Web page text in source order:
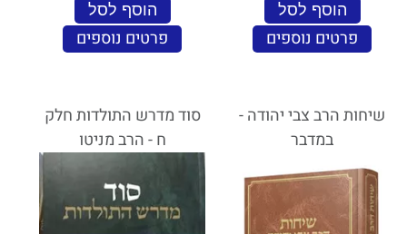
הוסף לסל
פרטים נוספים
הוסף לסל
פרטים נוספים
שיחות הרב צבי יהודה -
במדבר
סוד מדרש התולדות חלק
ח - הרב מניטו